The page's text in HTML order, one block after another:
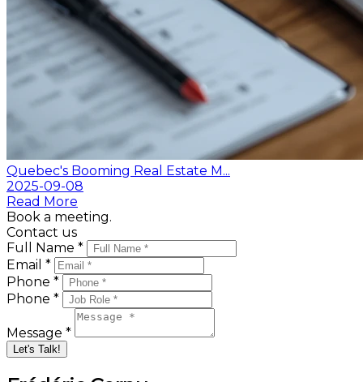
Quebec's Booming Real Estate M...
2025-09-08
Read More
Book a meeting.
Contact us
Full Name *
Email *
Phone *
Phone *
Message *
Let's Talk!